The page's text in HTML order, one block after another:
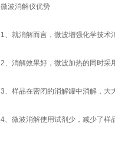
微波消解仪优势
1、就消解而言，微波增强化学技
2、消解效果好，微波加热的同时采
3、样品在密闭的消解罐中消解，大
4、微波消解使用试剂少，减少了样